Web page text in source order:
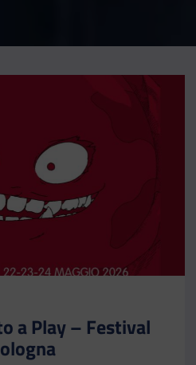
a Play – Festival